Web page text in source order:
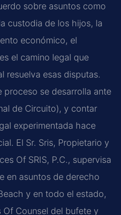
sobre asuntos como
custodia de los hijos, la
económico, el
el camino legal que
resuelva esas disputas.
proceso se desarrolla ante
de Circuito), y contar
experimentada hace
El Sr. Sris, Propietario y
Of SRIS, P.C., supervisa
en asuntos de derecho
y en todo el estado,
Counsel del bufete y